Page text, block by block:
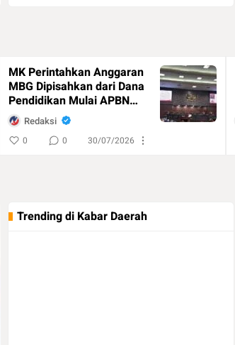
MK Perintahkan Anggaran
MBG Dipisahkan dari Dana
Pendidikan Mulai APBN
2028Redaksi
0 0 30/07/2026
Trending di Kabar Daerah